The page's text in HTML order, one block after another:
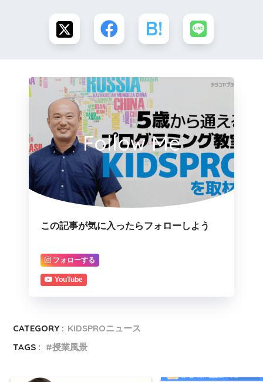
Follow Me
この記事が気に入ったらフォローしよう
フォローする
YouTube
CATEGORY : KIDSPROニュース
TAGS :
授業風景